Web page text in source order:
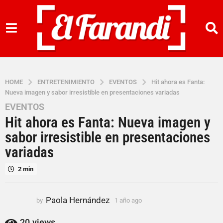
HOME ENTRETENIMIENTO EVENTOS
Hit ahora es Fanta:
Nueva imagen y sabor irresistible en presentaciones variadas
1
a
o
a
g
EVENTOS
Hit ahora es Fanta: Nueva imagen y
sabor irresistible en presentaciones
variadas
2 min
by Paola Hernández 1 año ago